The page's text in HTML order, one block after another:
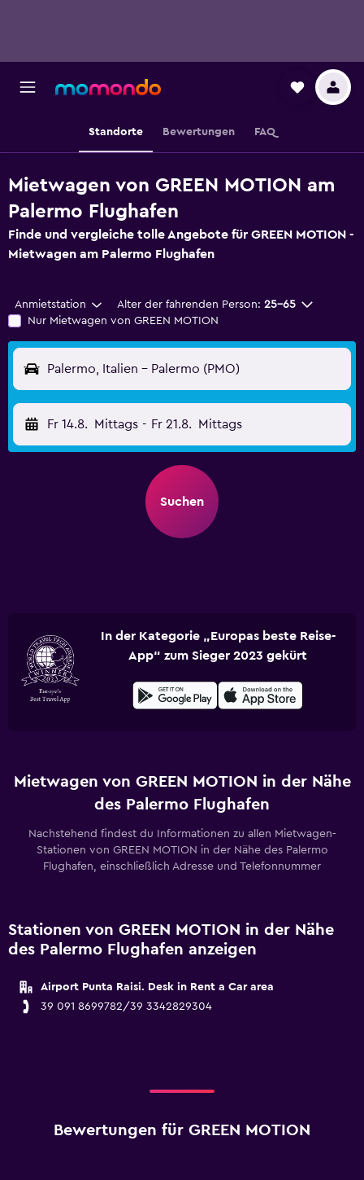
Standorte Bewertungen FAQ
Mietwagen von GREEN MOTION am
Palermo Flughafen
Finde und vergleiche tolle Angebote für GREEN MOTION -
Mietwagen am Palermo Flughafen
Anmietstation Alter der fahrenden Person: 25-65
Nur Mietwagen von GREEN MOTION
Palermo, Italien - Palermo (PMO)
Fr 14.8. Mittags - Fr 21.8. Mittags
Suchen
In der Kategorie „Europas beste Reise-
App“ zum Sieger 2023 gekürt
Mietwagen von GREEN MOTION in der Nähe
des Palermo Flughafen
Nachstehend findest du Informationen zu allen Mietwagen-
Stationen von GREEN MOTION in der Nähe des Palermo
Flughafen, einschließlich Adresse und Telefonnummer
Stationen von GREEN MOTION in der Nähe
des Palermo Flughafen anzeigen
Airport Punta Raisi. Desk in Rent a Car area
39 091 8699782/39 3342829304
Bewertungen für GREEN MOTION